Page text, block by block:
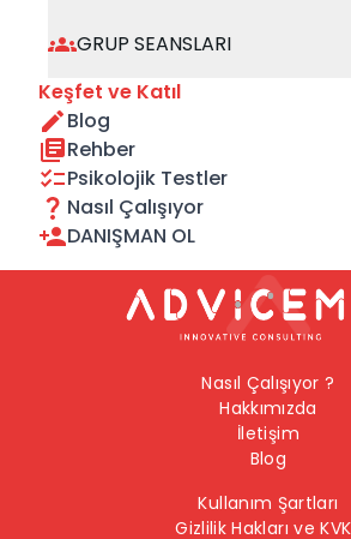
GRUP SEANSLARI
Keşfet ve Katıl
Blog
Rehber
Psikolojik Testler
Nasıl Çalışıyor
DANIŞMAN OL
Nasıl Çalışıyor ?
Hakkımızda
İletişim
Blog
Kullanım Şartları
Gizlilik Hakları ve